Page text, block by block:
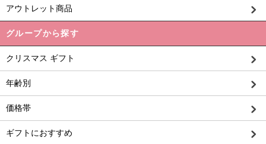
アウトレット商品
グループから探す
クリスマス ギフト
年齢別
価格帯
ギフトにおすすめ